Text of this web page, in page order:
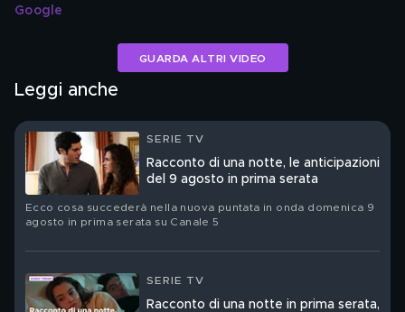
Google
GUARDA ALTRI VIDEO
Leggi anche
SERIE TV
Racconto di una notte, le anticipazioni
del 9 agosto in prima serata
Ecco cosa succederà nella nuova puntata in onda domenica 9
agosto in prima serata su Canale 5
SERIE TV
Racconto di una notte in prima serata,